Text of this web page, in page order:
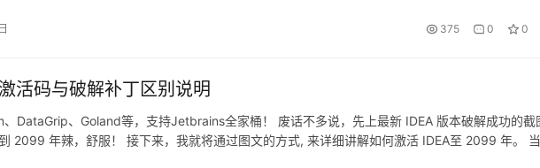
375 0 0
活码与破解补丁区别说明
DataGrip、Goland等，支持Jetbrains全家桶！ 废话不多说，先上最新 IDEA 版本破解成功的截
2099 年辣，舒服！ 接下来，我就将通过图文的方式, 来详细讲解如何激活 IDEA至 2099 年。